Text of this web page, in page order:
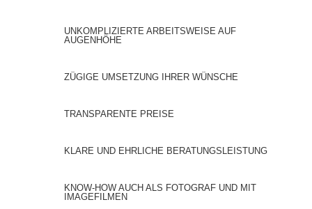
UNKOMPLIZIERTE ARBEITSWEISE AUF
AUGENHÖHE
ZÜGIGE UMSETZUNG IHRER WÜNSCHE
TRANSPARENTE PREISE
KLARE UND EHRLICHE BERATUNGSLEISTUNG
KNOW-HOW AUCH ALS FOTOGRAF UND MIT
IMAGEFILMEN